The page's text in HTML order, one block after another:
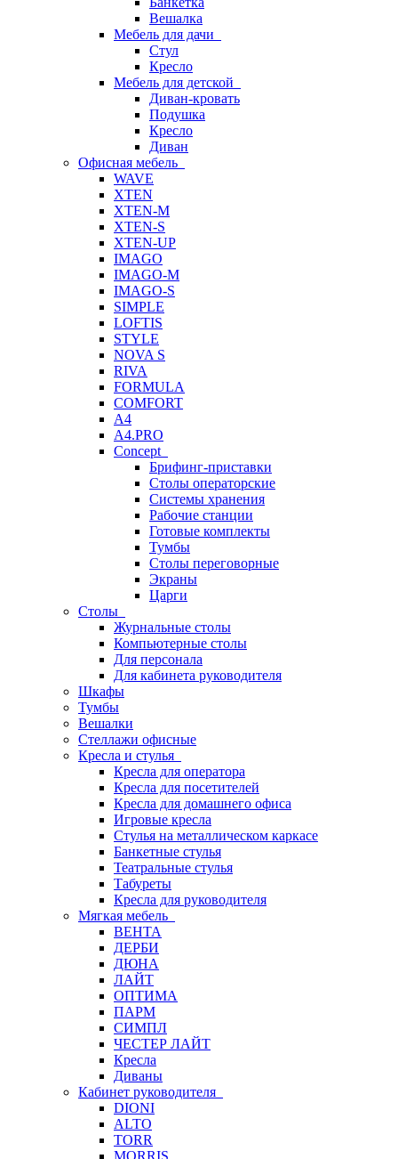
Вешалка
Мебель для дачи
Стул
Кресло
Мебель для детской
Диван-кровать
Подушка
Кресло
Диван
Офисная мебель
WAVE
XTEN
XTEN-M
XTEN-S
XTEN-UP
IMAGO
IMAGO-M
IMAGO-S
SIMPLE
LOFTIS
STYLE
NOVA S
RIVA
FORMULA
COMFORT
A4
A4.PRO
Concept
Брифинг-приставки
Столы операторские
Системы хранения
Рабочие станции
Готовые комплекты
Тумбы
Столы переговорные
Экраны
Царги
Столы
Журнальные столы
Компьютерные столы
Для персонала
Для кабинета руководителя
Шкафы
Тумбы
Вешалки
Стеллажи офисные
Кресла и стулья
Кресла для оператора
Кресла для посетителей
Кресла для домашнего офиса
Игровые кресла
Стулья на металлическом каркасе
Банкетные стулья
Театральные стулья
Табуреты
Кресла для руководителя
Мягкая мебель
ВЕНТА
ДЕРБИ
ДЮНА
ЛАЙТ
ОПТИМА
ПАРМ
СИМПЛ
ЧЕСТЕР ЛАЙТ
Кресла
Диваны
Кабинет руководителя
DIONI
ALTO
TORR
MORRIS